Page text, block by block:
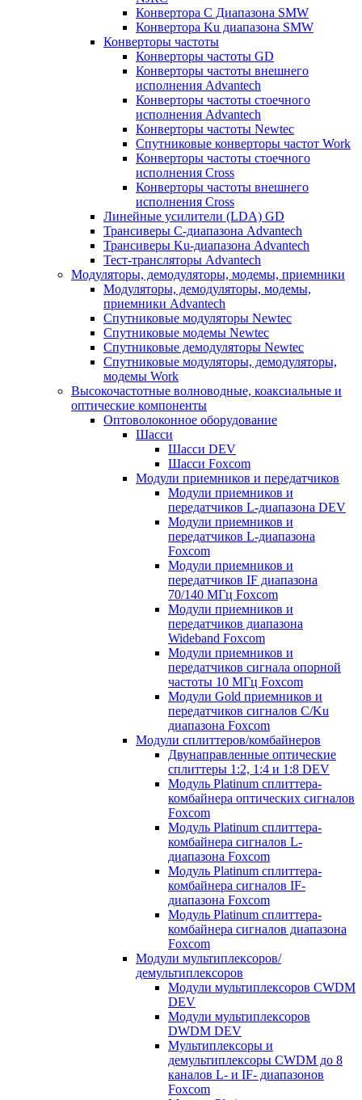
Конвертора C Диапазона SMW
Конвертора Ku диапазона SMW
Конверторы частоты
Конверторы частоты GD
Конверторы частоты внешнего
исполнения Advantech
Конверторы частоты стоечного
исполнения Advantech
Конверторы частоты Newtec
Спутниковые конверторы частот Work
Конверторы частоты стоечного
исполнения Cross
Конверторы частоты внешнего
исполнения Cross
Линейные усилители (LDA) GD
Трансиверы С-диапазона Advantech
Трансиверы Ku-диапазона Advantech
Тест-трансляторы Advantech
Модуляторы, демодуляторы, модемы, приемники
Модуляторы, демодуляторы, модемы,
приемники Advantech
Спутниковые модуляторы Newtec
Спутниковые модемы Newtec
Спутниковые демодуляторы Newtec
Спутниковые модуляторы, демодуляторы,
модемы Work
Высокочастотные волноводные, коаксиальные и
оптические компоненты
Оптоволоконное оборудование
Шасси
Шасси DEV
Шасси Foxcom
Модули приемников и передатчиков
Модули приемников и
передатчиков L-диапазона DEV
Модули приемников и
передатчиков L-диапазона
Foxcom
Модули приемников и
передатчиков IF диапазона
70/140 МГц Foxcom
Модули приемников и
передатчиков диапазона
Wideband Foxcom
Модули приемников и
передатчиков сигнала опорной
частоты 10 МГц Foxcom
Модули Gold приемников и
передатчиков сигналов C/Ku
диапазона Foxcom
Модули сплиттеров/комбайнеров
Двунаправленные оптические
сплиттеры 1:2, 1:4 и 1:8 DEV
Модуль Platinum cплиттера-
комбайнера оптических сигналов
Foxcom
Модуль Platinum сплиттера-
комбайнера сигналов L-
диапазона Foxcom
Модуль Platinum сплиттера-
комбайнера сигналов IF-
диапазона Foxcom
Модуль Platinum сплиттера-
комбайнера сигналов диапазона
Foxcom
Модули мультиплексоров/
демультиплексоров
Модули мультиплексоров CWDM
DEV
Модули мультиплексоров
DWDM DEV
Мультиплексоры и
демультиплексоры CWDM до 8
каналов L- и IF- диапазонов
Foxcom